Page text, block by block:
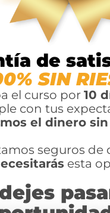
de
SIN
el curso por 10
con tus
el dinero
seguros de
esta